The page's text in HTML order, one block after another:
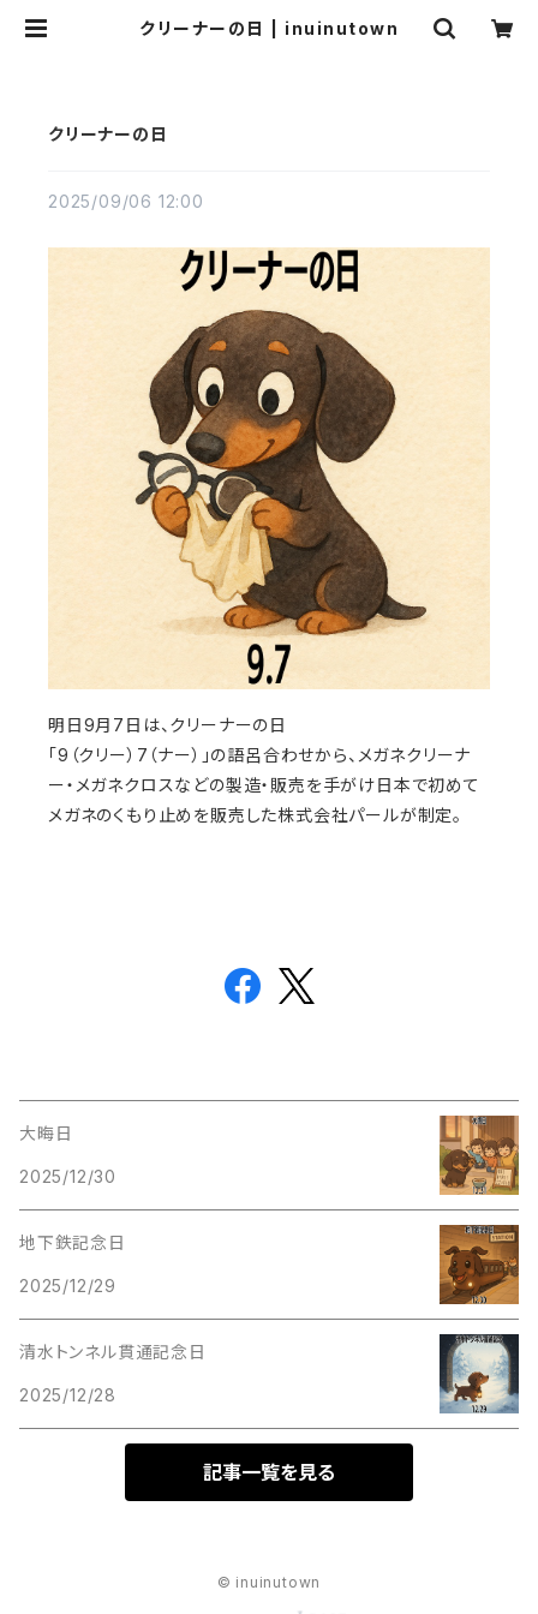
クリーナーの日 | inuinutown
クリーナーの日
2025/09/06 12:00
明日9月7日は、クリーナーの日
「9（クリー）7（ナー）」の語呂合わせから、メガネクリーナ
ー・メガネクロスなどの製造・販売を手がけ日本で初めて
メガネのくもり止めを販売した株式会社パールが制定。
大晦日
2025/12/30
地下鉄記念日
2025/12/29
清水トンネル貫通記念日
2025/12/28
記事一覧を見る
© inuinutown